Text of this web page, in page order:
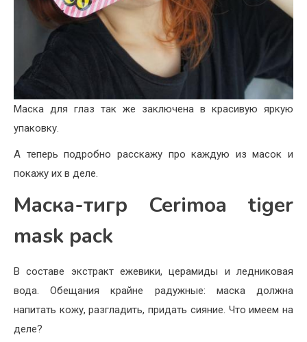
Маска для глаз так же заключена в красивую яркую
упаковку.
А теперь подробно расскажу про каждую из масок и
покажу их в деле.
Маска-тигр Cerimoa tiger
mask pack
В составе экстракт ежевики, церамиды и ледниковая
вода. Обещания крайне радужные: маска должна
напитать кожу, разгладить, придать сияние. Что имеем на
деле?